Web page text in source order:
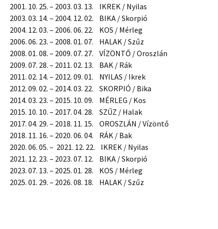
2001. 10. 25. – 2003. 03. 13. IKREK / Nyilas
2003. 03. 14. – 2004. 12. 02. BIKA / Skorpió
2004. 12. 03. – 2006. 06. 22. KOS / Mérleg
2006. 06. 23. – 2008. 01. 07. HALAK / Szűz
2008. 01. 08. – 2009. 07. 27. VÍZÖNTŐ / Oroszlán
2009. 07. 28. – 2011. 02. 13. BAK / Rák
2011. 02. 14. – 2012. 09. 01. NYILAS / Ikrek
2012. 09. 02. – 2014. 03. 22. SKORPIÓ / Bika
2014. 03. 23. – 2015. 10. 09. MÉRLEG / Kos
2015. 10. 10. – 2017. 04. 28. SZŰZ / Halak
2017. 04. 29. – 2018. 11. 15. OROSZLÁN / Vízöntő
2018. 11. 16. – 2020. 06. 04. RÁK / Bak
2020. 06. 05. – 2021. 12. 22. IKREK / Nyilas
2021. 12. 23. – 2023. 07. 12. BIKA / Skorpió
2023. 07. 13. – 2025. 01. 28. KOS / Mérleg
2025. 01. 29. – 2026. 08. 18. HALAK / Szűz